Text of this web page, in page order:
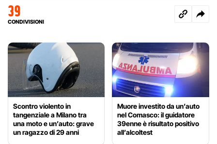
39
CONDIVISIONI
Scontro violento in
tangenziale a Milano tra
una moto e un’auto: grave
un ragazzo di 29 anni
Muore investito da un’auto
nel Comasco: il guidatore
39enne è risultato positivo
all’alcoltest